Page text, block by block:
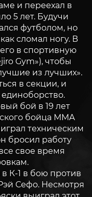
и переехал в
5 лет. Будучи
футболом, но
сломал ногу. В
его в спортивную
Gym»), чтобы
из лучших».
в секции, и
бой в 19 лет
бойца ММА
техническим
бросил работу
свое время
К-1 в бою против
Сефо. Несмотря